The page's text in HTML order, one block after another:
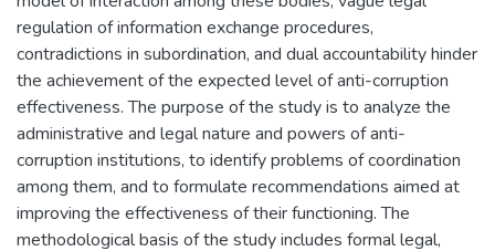
regulation of information exchange procedures,
contradictions in subordination, and dual accountability hinder
the achievement of the expected level of anti-corruption
effectiveness. The purpose of the study is to analyze the
administrative and legal nature and powers of anti-
corruption institutions, to identify problems of coordination
among them, and to formulate recommendations aimed at
improving the effectiveness of their functioning. The
methodological basis of the study includes formal legal,